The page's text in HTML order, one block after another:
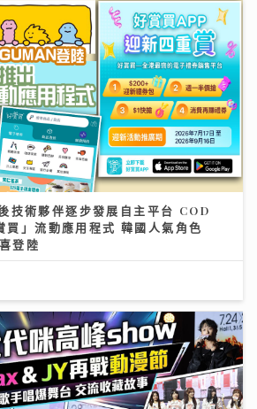
技術夥伴逐步發展自主平台 COD
」流動應用程式 韓國人氣角色
登陸